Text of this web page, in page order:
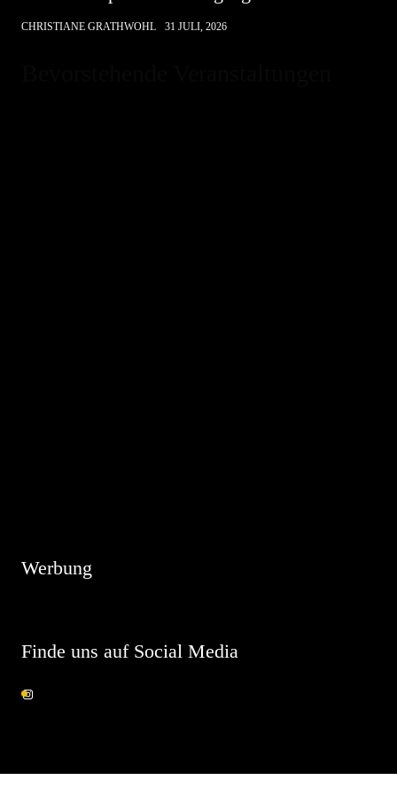
CHRISTIANE GRATHWOHL 31 JULI, 2026
Werbung
Finde uns auf Social Media